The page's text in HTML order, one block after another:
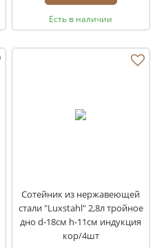
Есть в наличии
Сотейник из нержавеющей
стали "Luxstahl" 2,8л тройное
дно d-18см h-11см индукция
кор/4шт